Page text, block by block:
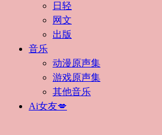
日轻
网文
出版
音乐
动漫原声集
游戏原声集
其他音乐
Ai女友💋